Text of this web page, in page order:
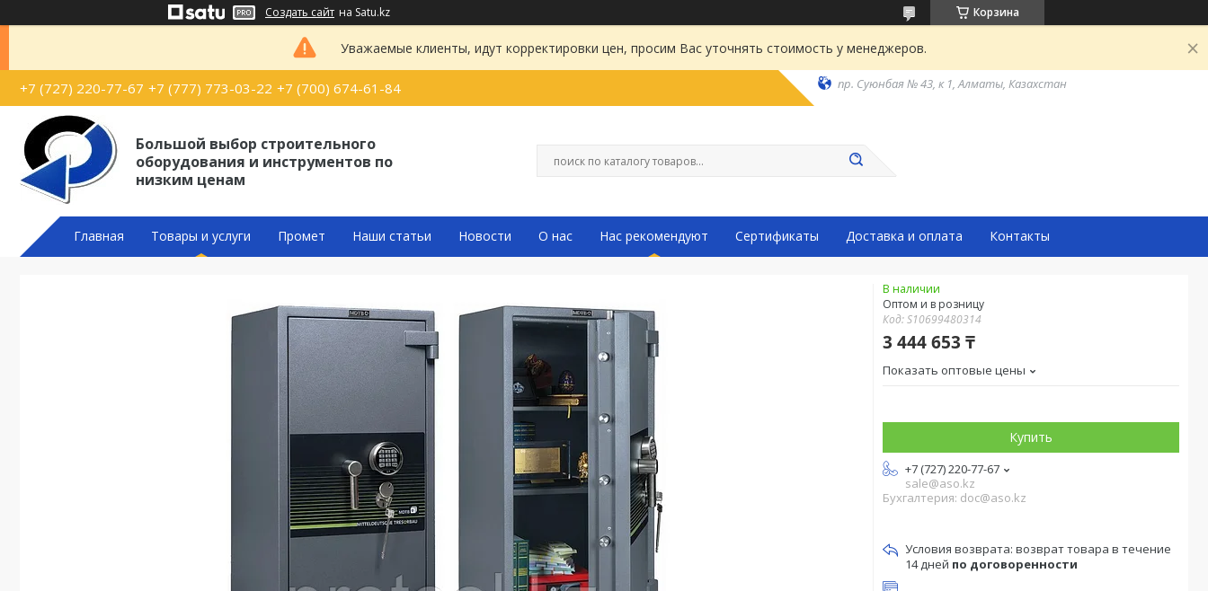
Создать сайт на Satu.kz Корзина
Уважаемые клиенты, идут корректировки цен, просим Вас уточнять стоимость у менеджеров.
+7 (727) 220-77-67 +7 (777) 773-03-22 +7 (700) 674-61-84 пр. Суюнбая № 43, к 1, Алматы, Казахстан
Большой выбор строительного
оборудования и инструментов по
низким ценам
Главная Товары и услуги Промет Наши статьи Новости О нас Нас рекомендуют Сертификаты Доставка и оплата Контакты
В наличии
Оптом и в розницу
Код:S10699480314
3 444 653 ₸
Показать оптовые цены
Купить
+7 (727) 220-77-67
sale@aso.kz
Бухгалтерия: doc@aso.kz
возврат товара в течение
14 дней по договоренности